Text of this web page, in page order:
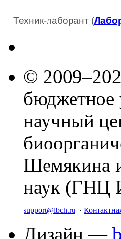
Техник-лаборант (
©
бюджетное
научный
Шемякина
наук (ГНЦ
support@ibch.ru ·
Дизайн —